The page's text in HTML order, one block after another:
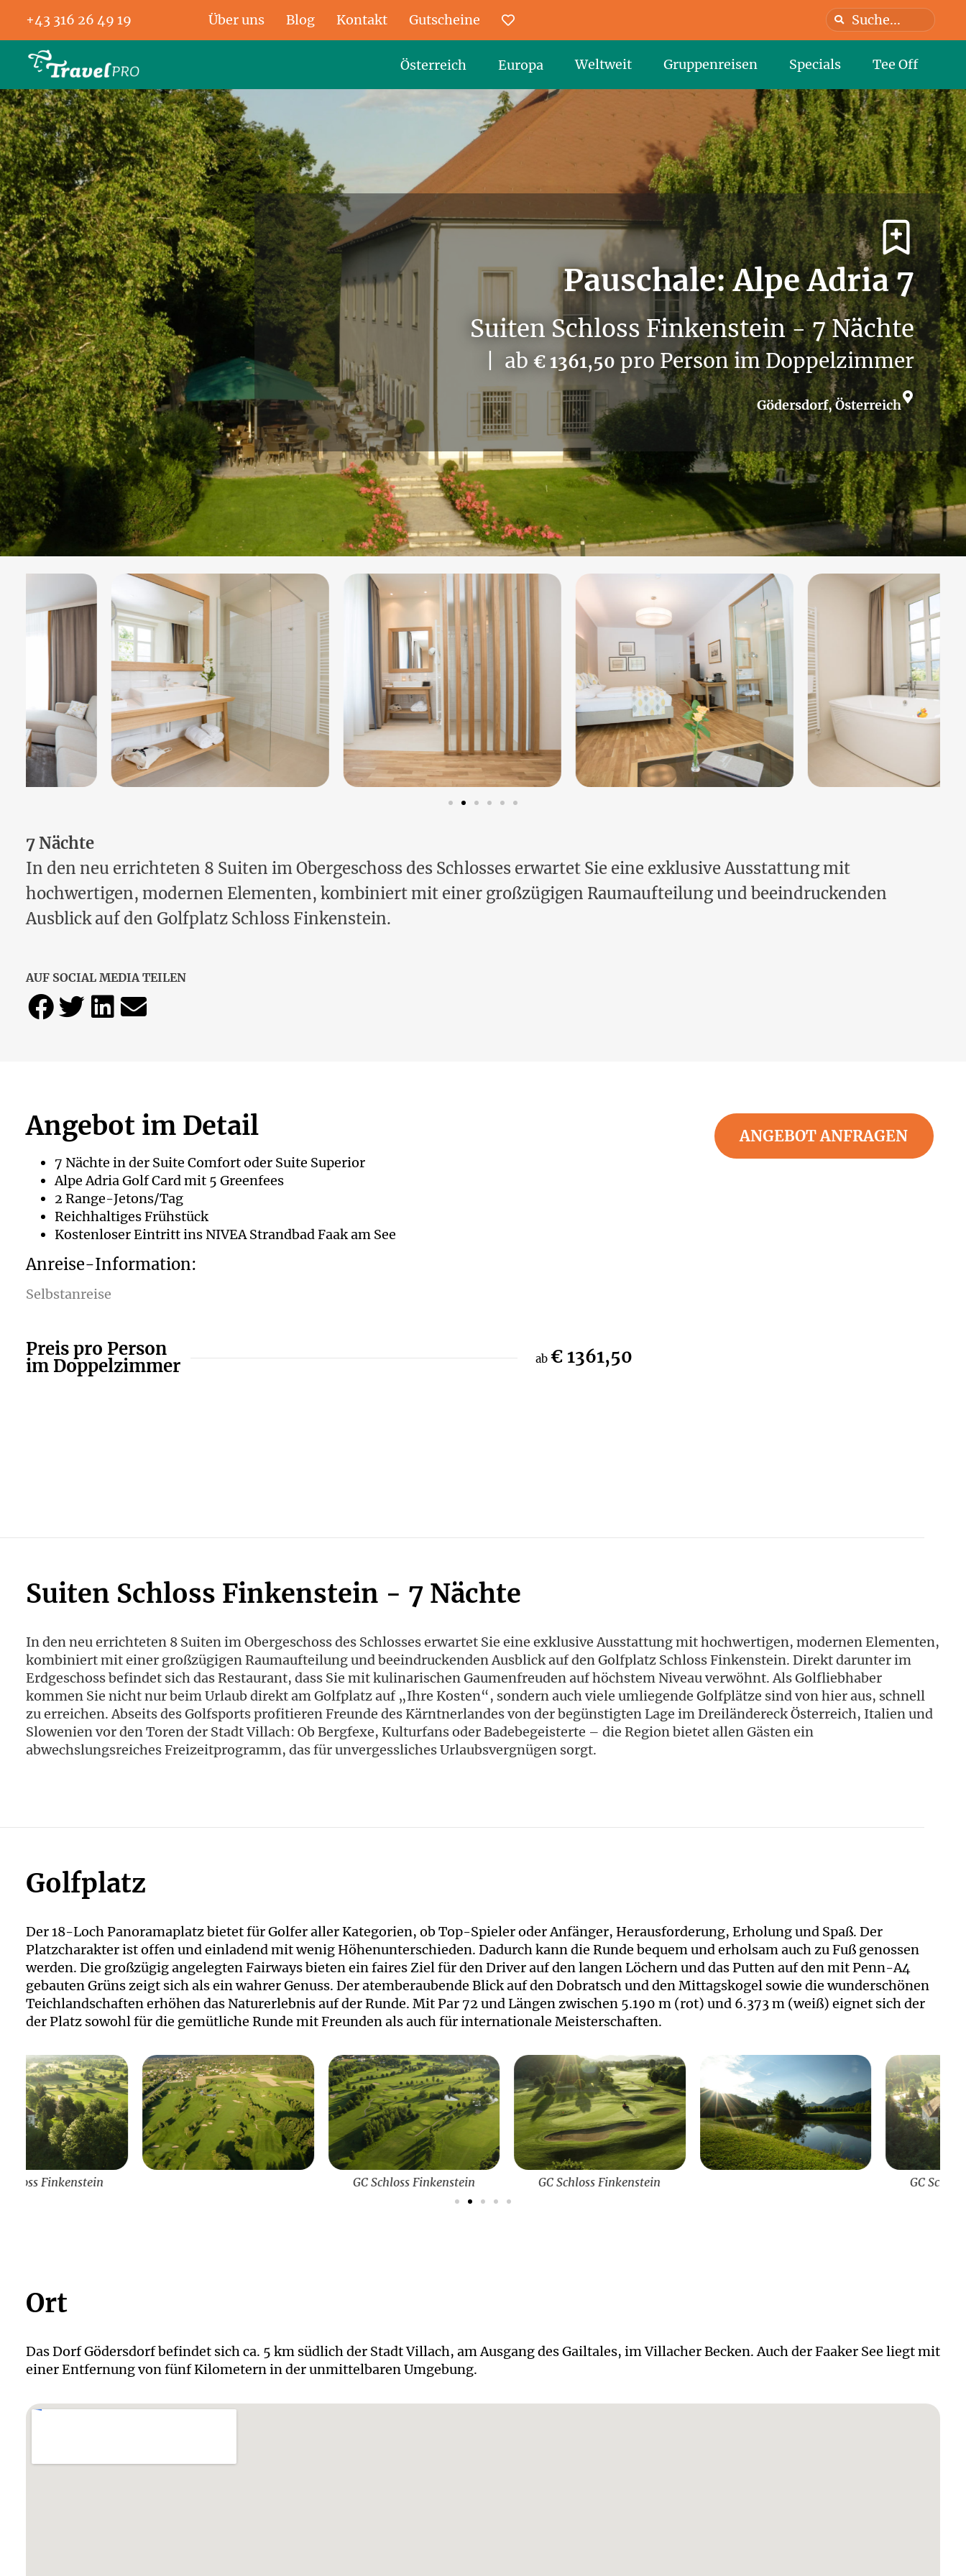
+43 316 26 49 19 Über uns Blog Kontakt Gutscheine Favoriten
Österreich Europa Weltweit Gruppenreisen Specials Tee Off
Pauschale: Alpe Adria 7
Suiten Schloss Finkenstein - 7 Nächte
| ab € 1361,50 pro Person im Doppelzimmer
Gödersdorf, Österreich
7 Nächte
In den neu errichteten 8 Suiten im Obergeschoss des Schlosses erwartet Sie eine exklusive Ausstattung mit
hochwertigen, modernen Elementen, kombiniert mit einer großzügigen Raumaufteilung und beeindruckenden
Ausblick auf den Golfplatz Schloss Finkenstein.
AUF SOCIAL MEDIA TEILEN
Angebot im Detail
7 Nächte in der Suite Comfort oder Suite Superior
Alpe Adria Golf Card mit 5 Greenfees
2 Range-Jetons/Tag
Reichhaltiges Frühstück
Kostenloser Eintritt ins NIVEA Strandbad Faak am See
Anreise-Information:
Selbstanreise
Preis pro Person
im Doppelzimmer ab € 1361,50
ANGEBOT ANFRAGEN
Suiten Schloss Finkenstein - 7 Nächte
In den neu errichteten 8 Suiten im Obergeschoss des Schlosses erwartet Sie eine exklusive Ausstattung mit hochwertigen, modernen Elementen,
kombiniert mit einer großzügigen Raumaufteilung und beeindruckenden Ausblick auf den Golfplatz Schloss Finkenstein. Direkt darunter im
Erdgeschoss befindet sich das Restaurant, dass Sie mit kulinarischen Gaumenfreuden auf höchstem Niveau verwöhnt. Als Golfliebhaber
kommen Sie nicht nur beim Urlaub direkt am Golfplatz auf „Ihre Kosten“, sondern auch viele umliegende Golfplätze sind von hier aus, schnell
zu erreichen. Abseits des Golfsports profitieren Freunde des Kärntnerlandes von der begünstigten Lage im Dreiländereck Österreich, Italien und
Slowenien vor den Toren der Stadt Villach: Ob Bergfexe, Kulturfans oder Badebegeisterte – die Region bietet allen Gästen ein
abwechslungsreiches Freizeitprogramm, das für unvergessliches Urlaubsvergnügen sorgt.
Golfplatz
Der 18-Loch Panoramaplatz bietet für Golfer aller Kategorien, ob Top-Spieler oder Anfänger, Herausforderung, Erholung und Spaß. Der
Platzcharakter ist offen und einladend mit wenig Höhenunterschieden. Dadurch kann die Runde bequem und erholsam auch zu Fuß genossen
werden. Die großzügig angelegten Fairways bieten ein faires Ziel für den Driver auf den langen Löchern und das Putten auf den mit Penn-A4
gebauten Grüns zeigt sich als ein wahrer Genuss. Der atemberaubende Blick auf den Dobratsch und den Mittagskogel sowie die wunderschönen
Teichlandschaften erhöhen das Naturerlebnis auf der Runde. Mit Par 72 und Längen zwischen 5.190 m (rot) und 6.373 m (weiß) eignet sich der
der Platz sowohl für die gemütliche Runde mit Freunden als auch für internationale Meisterschaften.
GC Schloss Finkenstein GC Schloss Finkenstein GC Schloss Finkenstein
Ort
Das Dorf Gödersdorf befindet sich ca. 5 km südlich der Stadt Villach, am Ausgang des Gailtales, im Villacher Becken. Auch der Faaker See liegt mit
einer Entfernung von fünf Kilometern in der unmittelbaren Umgebung.